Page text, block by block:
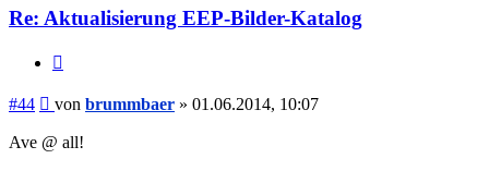
Re: Aktualisierung EEP-Bilder-Katalog
#44 Beitrag
von brummbaer » 01.06.2014, 10:07
Ave @ all!